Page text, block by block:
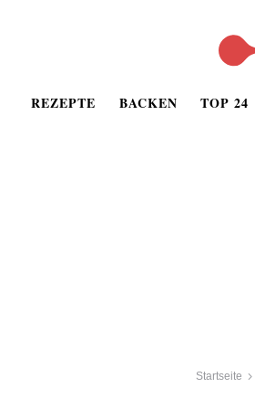
REZEPTE BACKEN TOP 24
Startseite